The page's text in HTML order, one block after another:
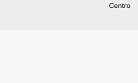
Centro